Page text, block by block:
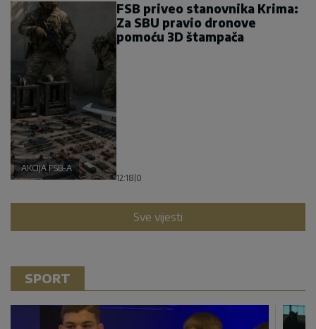
AKCIJA FSB-A
FSB priveo stanovnika Krima:
Za SBU pravio dronove
pomoću 3D štampača
12:18 0
Sve vijesti
SPORT